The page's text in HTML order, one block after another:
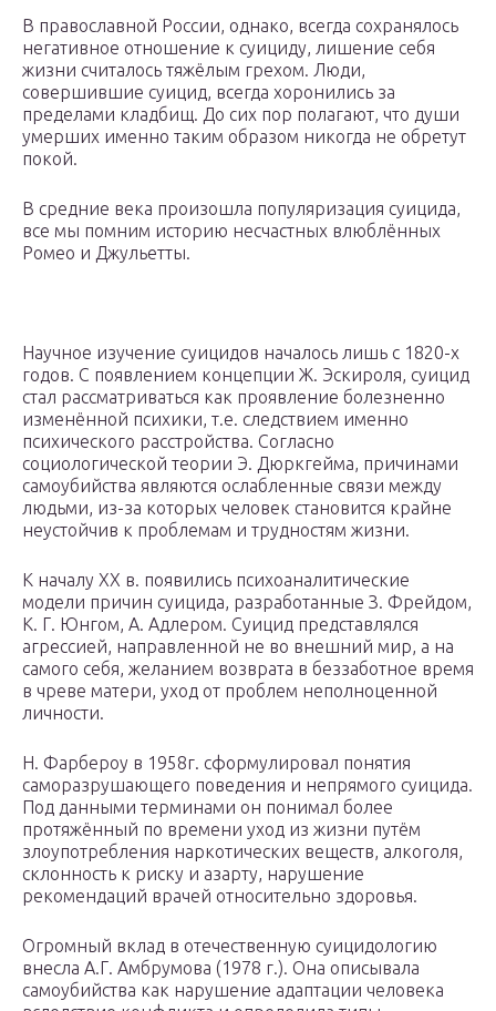
В православной России, однако, всегда сохранялось
негативное отношение к суициду, лишение себя
жизни считалось тяжёлым грехом. Люди,
совершившие суицид, всегда хоронились за
пределами кладбищ. До сих пор полагают, что души
умерших именно таким образом никогда не обретут
покой.
В средние века произошла популяризация суицида,
все мы помним историю несчастных влюблённых
Ромео и Джульетты.
Научное изучение суицидов началось лишь с 1820-х
годов. С появлением концепции Ж. Эскироля, суицид
стал рассматриваться как проявление болезненно
изменённой психики, т.е. следствием именно
психического расстройства. Согласно
социологической теории Э. Дюркгейма, причинами
самоубийства являются ослабленные связи между
людьми, из-за которых человек становится крайне
неустойчив к проблемам и трудностям жизни.
К началу XX в. появились психоаналитические
модели причин суицида, разработанные З. Фрейдом,
К. Г. Юнгом, А. Адлером. Суицид представлялся
агрессией, направленной не во внешний мир, а на
самого себя, желанием возврата в беззаботное время
в чреве матери, уход от проблем неполноценной
личности.
Н. Фарбероу в 1958г. сформулировал понятия
саморазрушающего поведения и непрямого суицида.
Под данными терминами он понимал более
протяжённый по времени уход из жизни путём
злоупотребления наркотических веществ, алкоголя,
склонность к риску и азарту, нарушение
рекомендаций врачей относительно здоровья.
Огромный вклад в отечественную суицидологию
внесла А.Г. Амбрумова (1978 г.). Она описывала
самоубийства как нарушение адаптации человека